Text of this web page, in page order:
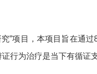
”项目，本项目旨在通过
行为治疗是当下有循证